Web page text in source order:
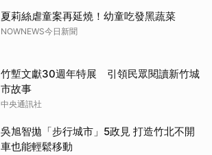
夏莉絲虐童案再延燒！幼童吃發黑蔬菜
NOWNEWS今日新聞
竹塹文獻30週年特展 引領民眾閱讀新竹城
市故事
中央通訊社
吳旭智拋「步行城市」5政見 打造竹北不開
車也能輕鬆移動